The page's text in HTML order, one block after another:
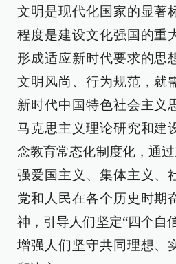
文明是现代化国家的显著
程度是建设文化强国的重
形成适应新时代要求的思
文明风尚、行为规范，就
新时代中国特色社会主义
马克思主义理论研究和建
念教育常态化制度化，通
强爱国主义、集体主义、
党和人民在各个历史时期
神，引导人们坚定“四个自
增强人们坚守共同理想、